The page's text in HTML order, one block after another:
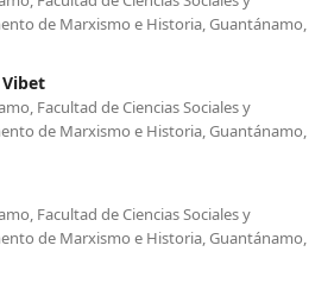
de Marxismo e Historia, Guantánamo,
Facultad de Ciencias Sociales y
de Marxismo e Historia, Guantánamo,
Facultad de Ciencias Sociales y
de Marxismo e Historia, Guantánamo,